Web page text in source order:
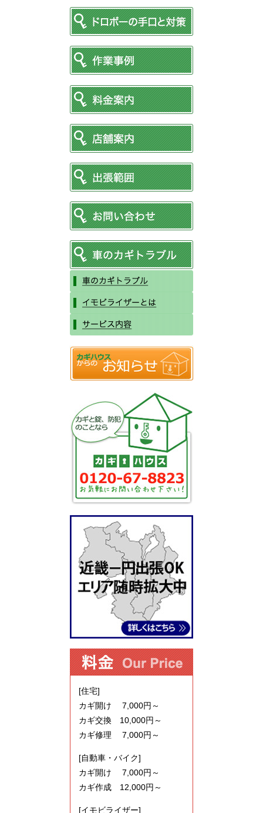
[住宅]
カギ開け 7,000円～
カギ交換 10,000円～
カギ修理 7,000円～
[自動車・バイク]
カギ開け 7,000円～
カギ作成 12,000円～
[イモビライザー]